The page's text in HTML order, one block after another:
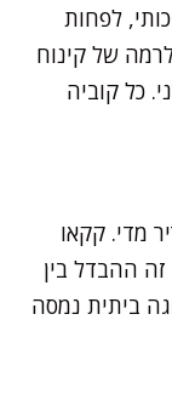
לפחות
לרמה של קינוח
כל קוביה
מדי. קקאו
ההבדל בין
ביתית נמסה